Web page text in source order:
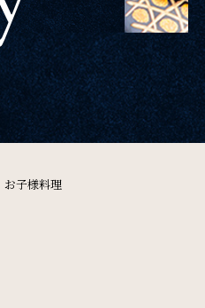
お子様料理